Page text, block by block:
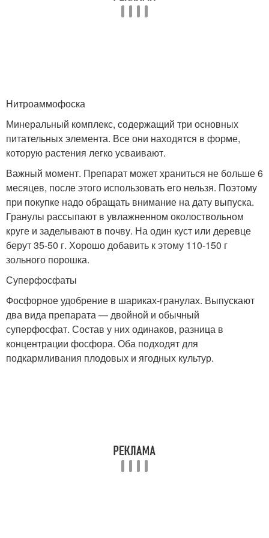
Нитроаммофоска
Минеральный комплекс, содержащий три основных
питательных элемента. Все они находятся в форме,
которую растения легко усваивают.
Важный момент. Препарат может храниться не больше 6
месяцев, после этого использовать его нельзя. Поэтому
при покупке надо обращать внимание на дату выпуска.
Гранулы рассыпают в увлажненном околоствольном
круге и заделывают в почву. На один куст или деревце
берут 35-50 г. Хорошо добавить к этому 110-150 г
зольного порошка.
Суперфосфаты
Фосфорное удобрение в шариках-гранулах. Выпускают
два вида препарата — двойной и обычный
суперфосфат. Состав у них одинаков, разница в
концентрации фосфора. Оба подходят для
подкармливания плодовых и ягодных культур.